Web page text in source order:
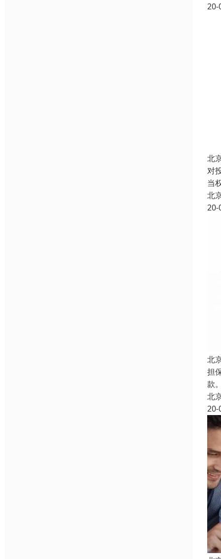
20-
北
对
当
北
20-
北
担
款
北
20-